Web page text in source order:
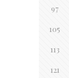
97
105
113
121